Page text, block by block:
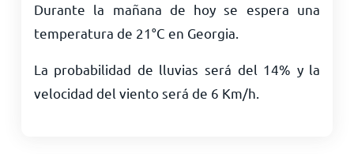
Durante la mañana de hoy se espera una
temperatura de 21°C en Georgia.
La probabilidad de lluvias será del 14% y la
velocidad del viento será de 6 Km/h